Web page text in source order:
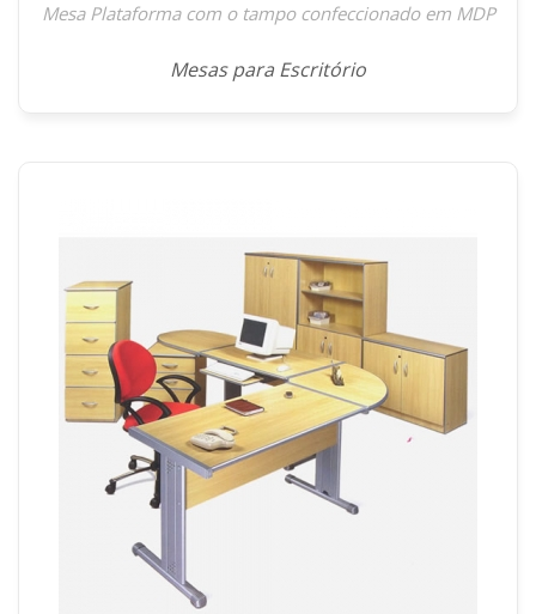
Mesa Plataforma com o tampo confeccionado em MDP
Mesas para Escritório